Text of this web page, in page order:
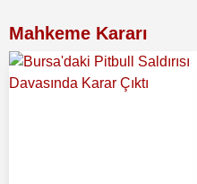
Mahkeme Kararı